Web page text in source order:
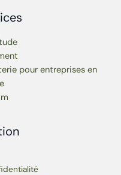
pour entreprises en